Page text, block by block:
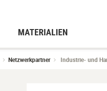
MATERIALIEN
Netzwerkpartner Industrie- und